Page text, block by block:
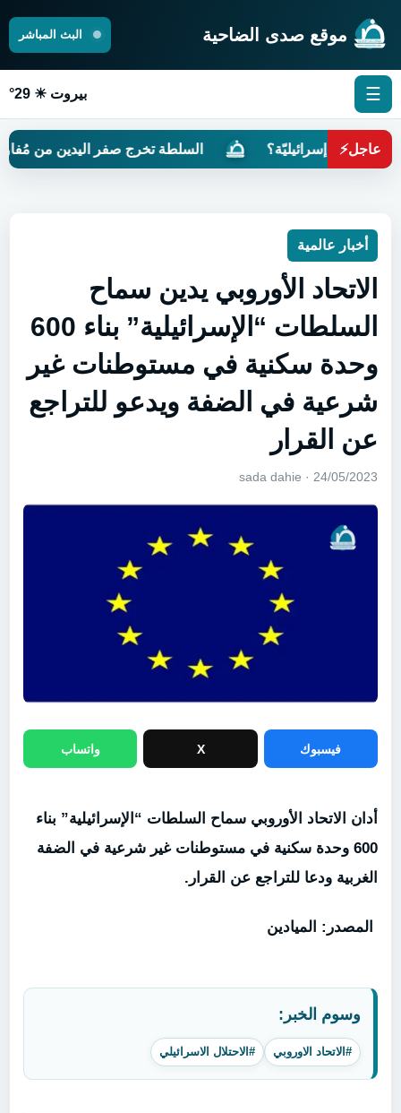
موقع صدى الضاحية البث المباشر
☰ بيروت ☀ 29°
عاجل⚡
إسرائيليّة؟ السلطة تخرج صفر اليدين من مُفاوضات
أخبار عالمية
الاتحاد الأوروبي يدين سماح
السلطات “الإسرائيلية” بناء 600
وحدة سكنية في مستوطنات غير
شرعية في الضفة ويدعو للتراجع
عن القرار
24/05/2023 · sada dahie
فيسبوك X واتساب
أدان الاتحاد الأوروبي سماح السلطات “الإسرائيلية” بناء
600 وحدة سكنية في مستوطنات غير شرعية في الضفة
الغربية ودعا للتراجع عن القرار.
المصدر: الميادين
وسوم الخبر:
#الاتحاد الاوروبي #الاحتلال الاسرائيلي